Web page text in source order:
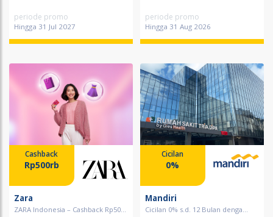
periode promo
Hingga 31 Jul 2027
periode promo
Hingga 31 Aug 2026
Cashback
Rp500rb
Zara
ZARA Indonesia – Cashback Rp50...
Cicilan
0%
Mandiri
Cicilan 0% s.d. 12 Bulan denga...